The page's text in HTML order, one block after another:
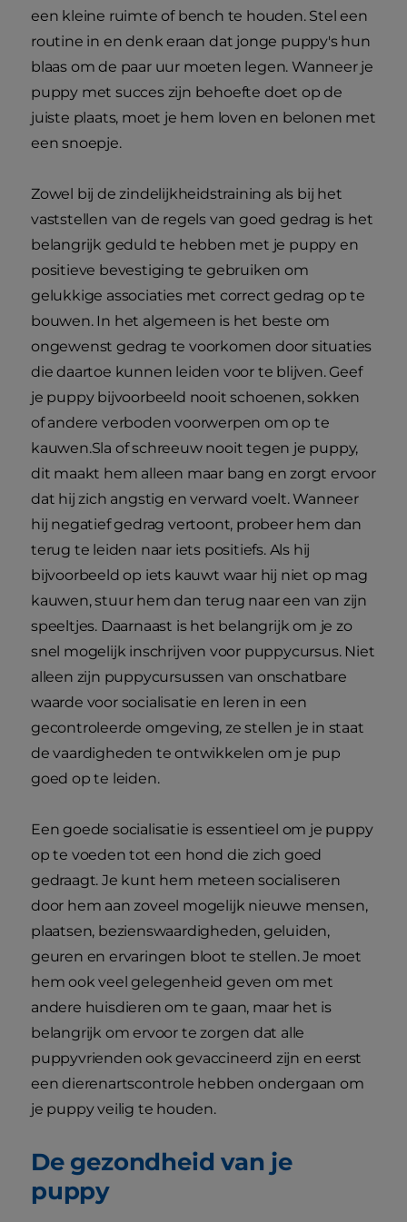
een kleine ruimte of bench te houden. Stel een
routine in en denk eraan dat jonge puppy's hun
blaas om de paar uur moeten legen. Wanneer je
puppy met succes zijn behoefte doet op de
juiste plaats, moet je hem loven en belonen met
een snoepje.
Zowel bij de zindelijkheidstraining als bij het
vaststellen van de regels van goed gedrag is het
belangrijk geduld te hebben met je puppy en
positieve bevestiging te gebruiken om
gelukkige associaties met correct gedrag op te
bouwen. In het algemeen is het beste om
ongewenst gedrag te voorkomen door situaties
die daartoe kunnen leiden voor te blijven. Geef
je puppy bijvoorbeeld nooit schoenen, sokken
of andere verboden voorwerpen om op te
kauwen.Sla of schreeuw nooit tegen je puppy,
dit maakt hem alleen maar bang en zorgt ervoor
dat hij zich angstig en verward voelt. Wanneer
hij negatief gedrag vertoont, probeer hem dan
terug te leiden naar iets positiefs. Als hij
bijvoorbeeld op iets kauwt waar hij niet op mag
kauwen, stuur hem dan terug naar een van zijn
speeltjes. Daarnaast is het belangrijk om je zo
snel mogelijk inschrijven voor puppycursus. Niet
alleen zijn puppycursussen van onschatbare
waarde voor socialisatie en leren in een
gecontroleerde omgeving, ze stellen je in staat
de vaardigheden te ontwikkelen om je pup
goed op te leiden.
Een goede socialisatie is essentieel om je puppy
op te voeden tot een hond die zich goed
gedraagt. Je kunt hem meteen socialiseren
door hem aan zoveel mogelijk nieuwe mensen,
plaatsen, bezienswaardigheden, geluiden,
geuren en ervaringen bloot te stellen. Je moet
hem ook veel gelegenheid geven om met
andere huisdieren om te gaan, maar het is
belangrijk om ervoor te zorgen dat alle
puppyvrienden ook gevaccineerd zijn en eerst
een dierenartscontrole hebben ondergaan om
je puppy veilig te houden.
De gezondheid van je
puppy